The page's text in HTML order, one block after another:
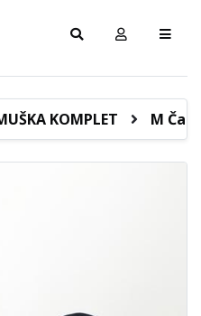
KOMPLET M